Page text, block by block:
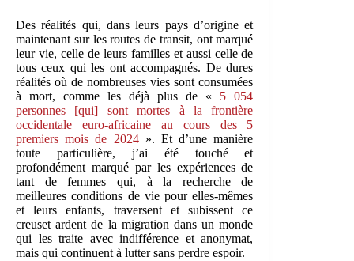
Des réalités qui, dans leurs pays d’origine et
maintenant sur les routes de transit, ont marqué
leur vie, celle de leurs familles et aussi celle de
tous ceux qui les ont accompagnés. De dures
réalités où de nombreuses vies sont consumées
à mort, comme les déjà plus de « 5 054
personnes [qui] sont mortes à la frontière
occidentale euro-africaine au cours des 5
premiers mois de 2024 ». Et d’une manière
toute particulière, j’ai été touché et
profondément marqué par les expériences de
tant de femmes qui, à la recherche de
meilleures conditions de vie pour elles-mêmes
et leurs enfants, traversent et subissent ce
creuset ardent de la migration dans un monde
qui les traite avec indifférence et anonymat,
mais qui continuent à lutter sans perdre espoir.